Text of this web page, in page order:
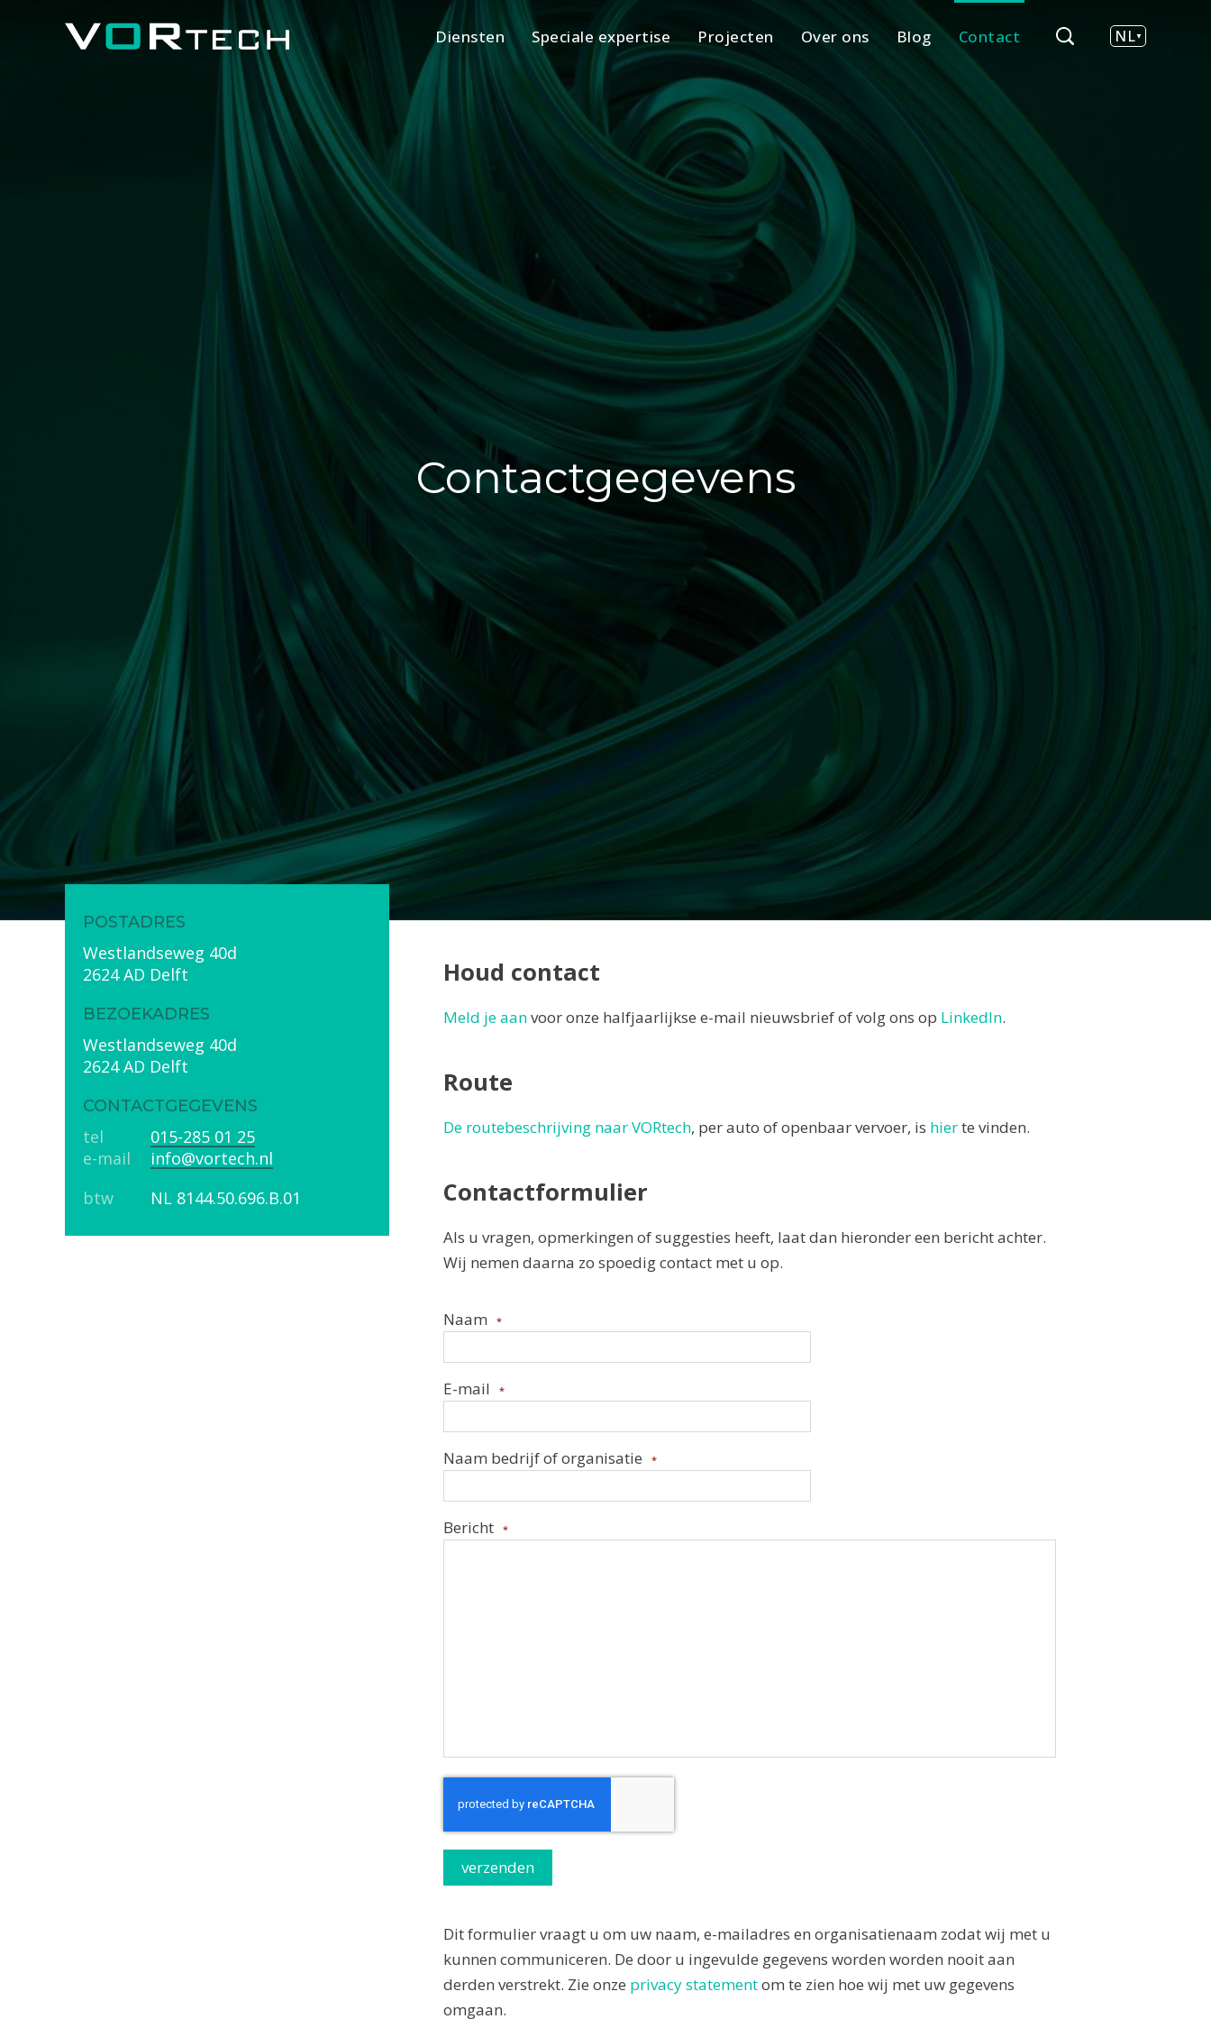
Diensten Speciale expertise Projecten Over ons Blog Contact
NL
Contactgegevens
POSTADRES
Westlandseweg 40d
2624 AD Delft
BEZOEKADRES
Westlandseweg 40d
2624 AD Delft
CONTACTGEGEVENS
tel
015-285 01 25
e-mail
info@vortech.nl
btw
NL 8144.50.696.B.01
Houd contact
Meld je aanvoor onze halfjaarlijkse e-mail nieuwsbrief of volg ons op LinkedIn.
Route
De routebeschrijving naar VORtech, per auto of openbaar vervoer, is hierte vinden.
Contactformulier
Als u vragen, opmerkingen of suggesties heeft, laat dan hieronder een bericht achter.
Wij nemen daarna zo spoedig contact met u op.
Naam *
E-mail *
Naam bedrijf of organisatie *
Bericht *
Dit formulier vraagt u om uw naam, e-mailadres en organisatienaam zodat wij met u
kunnen communiceren. De door u ingevulde gegevens worden worden nooit aan
derden verstrekt. Zie onze privacy statementom te zien hoe wij met uw gegevens
omgaan.